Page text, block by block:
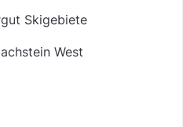
Skigebiete
West